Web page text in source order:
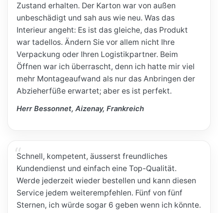
Zustand erhalten. Der Karton war von außen
unbeschädigt und sah aus wie neu. Was das
Interieur angeht: Es ist das gleiche, das Produkt
war tadellos. Ändern Sie vor allem nicht Ihre
Verpackung oder Ihren Logistikpartner. Beim
Öffnen war ich überrascht, denn ich hatte mir viel
mehr Montageaufwand als nur das Anbringen der
Abzieherfüße erwartet; aber es ist perfekt.
Herr Bessonnet, Aizenay, Frankreich
Schnell, kompetent, äusserst freundliches
Kundendienst und einfach eine Top-Qualität.
Werde jederzeit wieder bestellen und kann diesen
Service jedem weiterempfehlen. Fünf von fünf
Sternen, ich würde sogar 6 geben wenn ich könnte.